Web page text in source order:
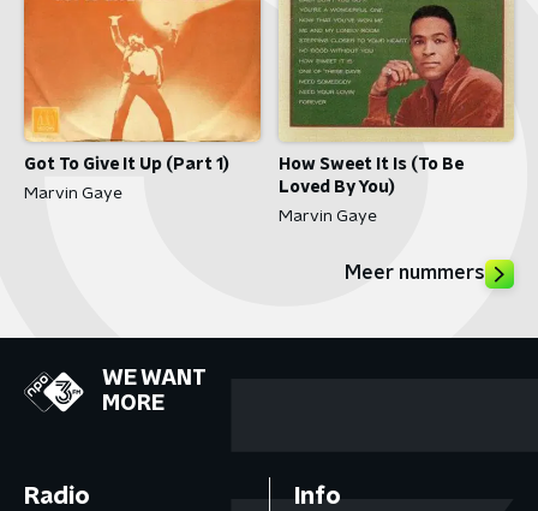
Got To Give It Up (Part 1)
Marvin Gaye
How Sweet It Is (To Be
Loved By You)
Marvin Gaye
Meer nummers
WE WANT
MORE
Radio Info